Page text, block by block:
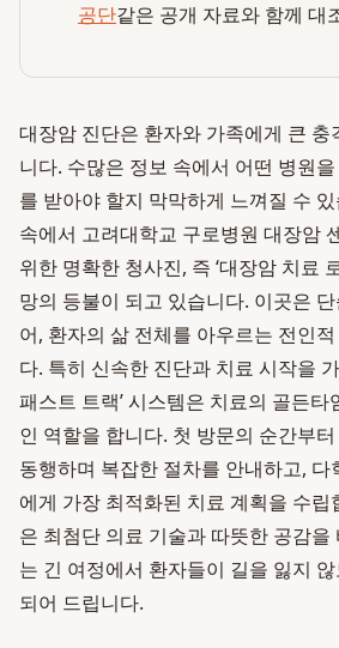
공단같은 공개 자료와 함께 대
대장암 진단은 환자와 가족에게 큰 충
니다. 수많은 정보 속에서 어떤 병원
를 받아야 할지 막막하게 느껴질 수
속에서 고려대학교 구로병원 대장암
위한 명확한 청사진, 즉 ‘대장암 치료
망의 등불이 되고 있습니다. 이곳은
어, 환자의 삶 전체를 아우르는 전인
다. 특히 신속한 진단과 치료 시작을
패스트 트랙’ 시스템은 치료의 골든
인 역할을 합니다. 첫 방문의 순간부
동행하며 복잡한 절차를 안내하고,
에게 가장 최적화된 치료 계획을 수립
은 최첨단 의료 기술과 따뜻한 공감
는 긴 여정에서 환자들이 길을 잃지
되어 드립니다.